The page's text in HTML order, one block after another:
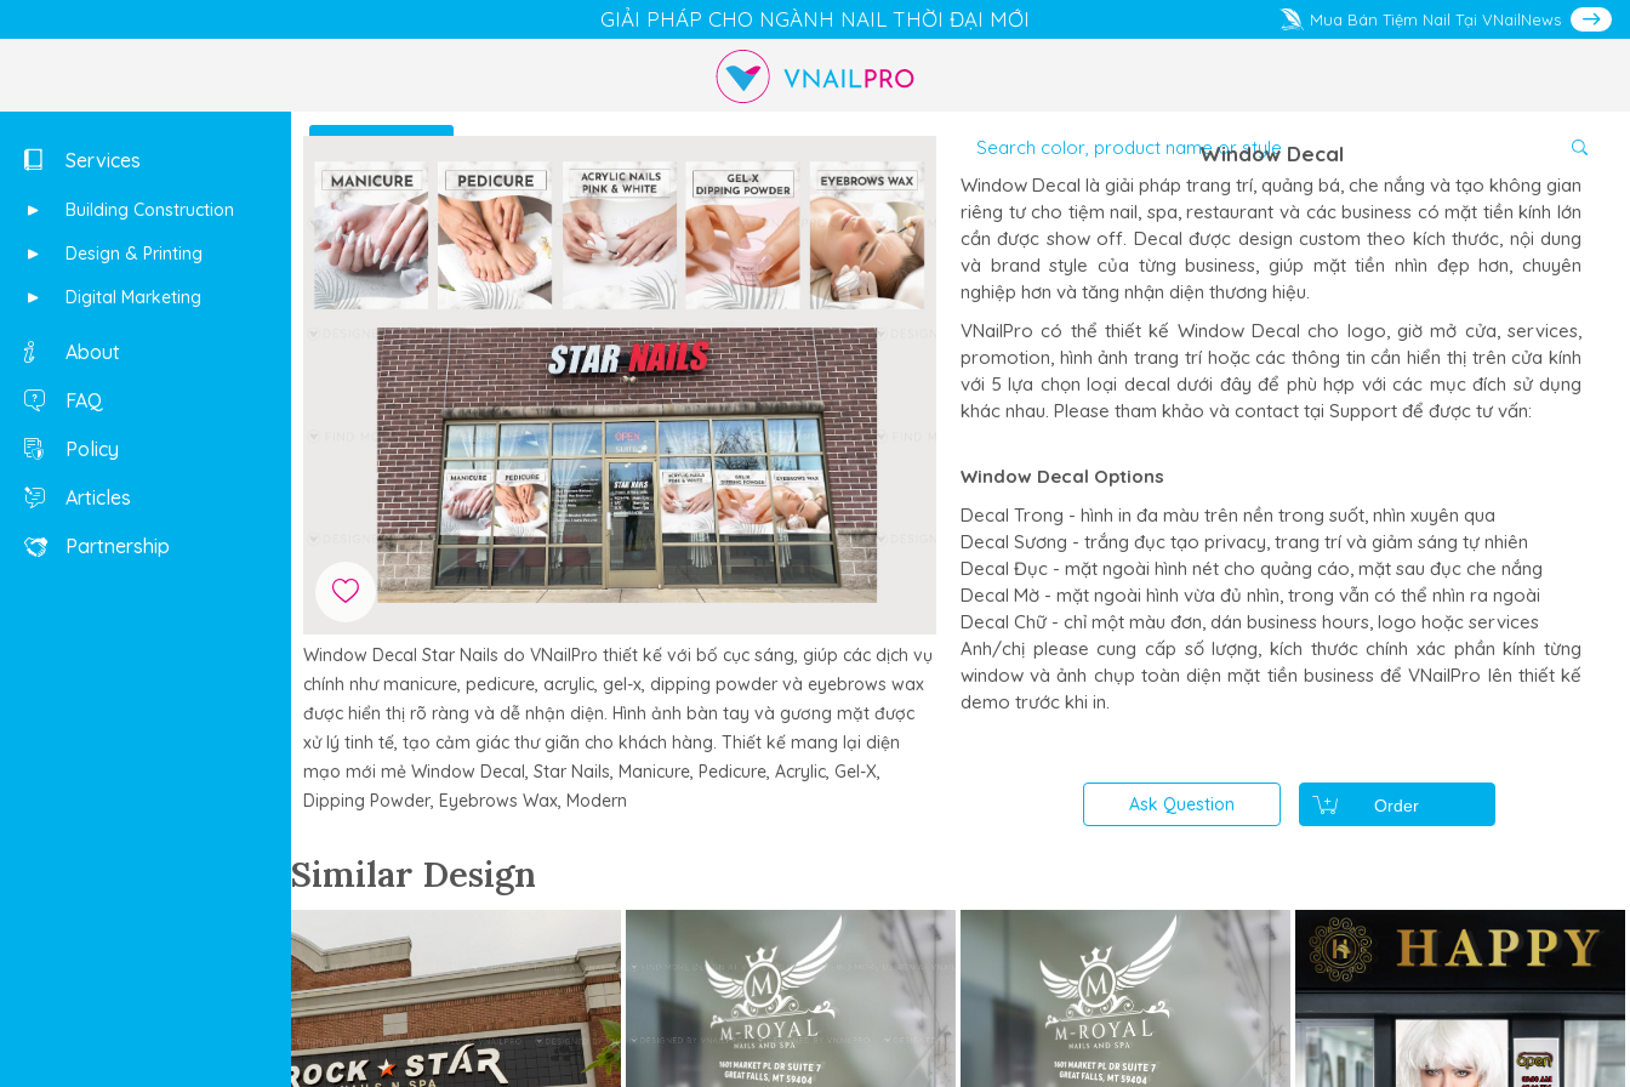
GIẢI PHÁP CHO NGÀNH NAIL THỜI ĐẠI MỚI Mua Bán Tiệm Nail Tại VNailNews
Services
Building Construction
Design & Printing
Digital Marketing
About
FAQ
Policy
Articles
Partnership
Window Decal Star Nails do VNailPro thiết kế với bố cục sáng, giúp các dịch vụ
chính như manicure, pedicure, acrylic, gel-x, dipping powder và eyebrows wax
được hiển thị rõ ràng và dễ nhận diện. Hình ảnh bàn tay và gương mặt được
xử lý tinh tế, tạo cảm giác thư giãn cho khách hàng. Thiết kế mang lại diện
mạo mới mẻ Window Decal, Star Nails, Manicure, Pedicure, Acrylic, Gel-X,
Dipping Powder, Eyebrows Wax, Modern
Window Decal
Window Decal là giải pháp trang trí, quảng bá, che nắng và tạo không gian
riêng tư cho tiệm nail, spa, restaurant và các business có mặt tiền kính lớn
cần được show off. Decal được design custom theo kích thước, nội dung
và brand style của từng business, giúp mặt tiền nhìn đẹp hơn, chuyên
nghiệp hơn và tăng nhận diện thương hiệu.
VNailPro có thể thiết kế Window Decal cho logo, giờ mở cửa, services,
promotion, hình ảnh trang trí hoặc các thông tin cần hiển thị trên cửa kính
với 5 lựa chọn loại decal dưới đây để phù hợp với các mục đích sử dụng
khác nhau. Please tham khảo và contact tại Support để được tư vấn:
Window Decal Options
Decal Trong - hình in đa màu trên nền trong suốt, nhìn xuyên qua
Decal Sương - trắng đục tạo privacy, trang trí và giảm sáng tự nhiên
Decal Đục - mặt ngoài hình nét cho quảng cáo, mặt sau đục che nắng
Decal Mờ - mặt ngoài hình vừa đủ nhìn, trong vẫn có thể nhìn ra ngoài
Decal Chữ - chỉ một màu đơn, dán business hours, logo hoặc services
Anh/chị please cung cấp số lượng, kích thước chính xác phần kính từng
window và ảnh chụp toàn diện mặt tiền business để VNailPro lên thiết kế
demo trước khi in.
Ask Question Order
Similar Design